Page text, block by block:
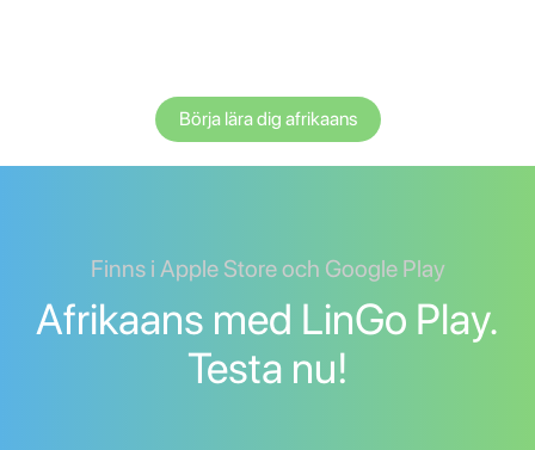
Börja lära dig afrikaans
Finns i Apple Store och Google Play
Afrikaans med LinGo Play.
Testa nu!